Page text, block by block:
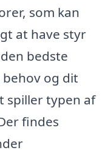
som kan
at have styr
bedste
og dit
spiller typen af
findes